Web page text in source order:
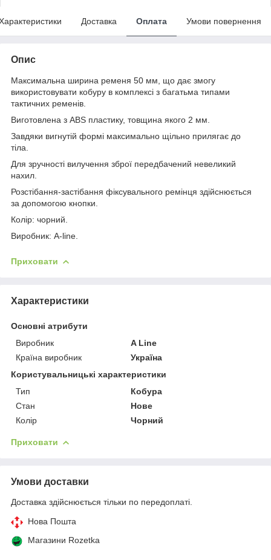
Доставка Оплата Умови повернення
Опис
Максимальна ширина ременя 50 мм, що дає змогу
використовувати кобуру в комплексі з багатьма типами
тактичних ременів.
Виготовлена з ABS пластику, товщина якого 2 мм.
Завдяки вигнутій формі максимально щільно прилягає до
тіла.
Для зручності вилучення зброї передбачений невеликий
нахил.
Розстібання-застібання фіксувального ремінця здійснюється
за допомогою кнопки.
Колір: чорний.
Виробник: A-line.
Приховати
Характеристики
Основні атрибути
Виробник
A Line
Країна виробник
Україна
Користувальницькі характеристики
Тип
Кобура
Стан
Нове
Колір
Чорний
Приховати
Умови доставки
Доставка здійснюється тільки по передоплаті.
Нова Пошта
Магазини Rozetka